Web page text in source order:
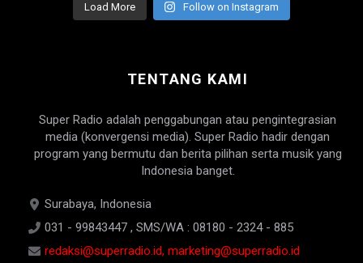
Load More Follow on Instagram
TENTANG KAMI
Super Radio adalah penggabungan atau pengintegrasian
media (konvergensi media). Super Radio hadir dengan
program yang bermutu dan berita pilihan serta musik yang
Indonesia banget.
Surabaya, Indonesia
031 - 99843447 , SMS/WA : 08180 - 2324 - 885
redaksi@superradio.id, marketing@superradio.id